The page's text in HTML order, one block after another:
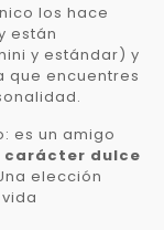
los hace
están
y estándar) y
que encuentres
es un amigo
carácter dulce
elección